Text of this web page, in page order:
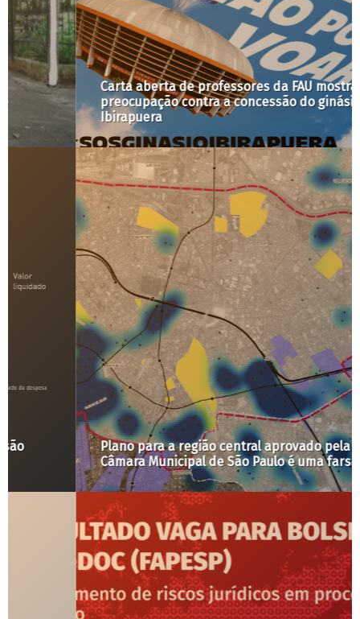
Carta aberta de professores da FAU mostra
preocupação contra a concessão do ginásio
Ibirapuera
Plano para a região central aprovado pela
Câmara Municipal de São Paulo é uma farsa